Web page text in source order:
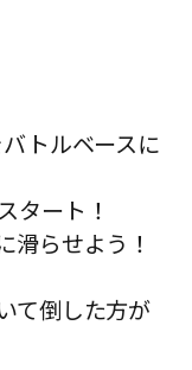
トルベースに
タート！
らせよう！
て倒した方が